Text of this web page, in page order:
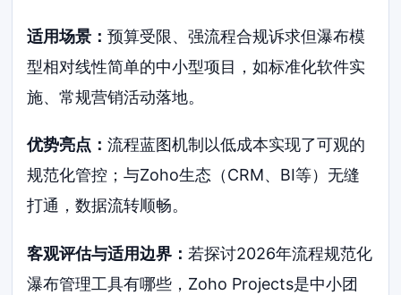
适用场景：预算受限、强流程合规诉求但瀑布模
型相对线性简单的中小型项目，如标准化软件实
施、常规营销活动落地。
优势亮点：流程蓝图机制以低成本实现了可观的
规范化管控；与Zoho生态（CRM、BI等）无缝
打通，数据流转顺畅。
客观评估与适用边界：若探讨2026年流程规范化
瀑布管理工具有哪些，Zoho Projects是中小团